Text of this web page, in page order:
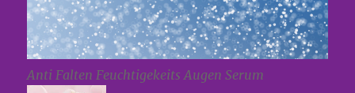
Anti Falten Feuchtigekeits Augen Serum